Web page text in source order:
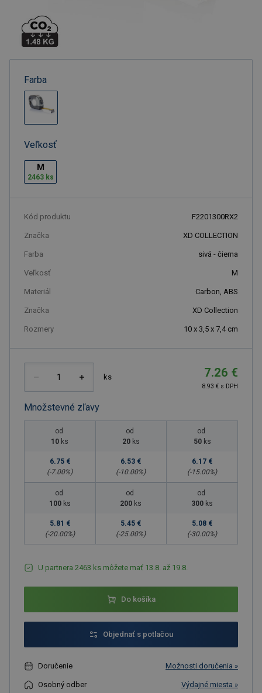
Farba
Veľkosť
M
2463 ks
Kód produktu F2201300RX2
Značka XD COLLECTION
Farba sivá - čierna
Veľkosť M
Materiál Carbon, ABS
Značka XD Collection
Rozmery 10 x 3,5 x 7,4 cm
ks 7.26 €
8.93 € s DPH
Množstevné zľavy
od
10 ks
6.75 €
(-7.00%)
od
20 ks
6.53 €
(-10.00%)
od
50 ks
6.17 €
(-15.00%)
od
100 ks
5.81 €
(-20.00%)
od
200 ks
5.45 €
(-25.00%)
od
300 ks
5.08 €
(-30.00%)
U partnera 2463 ks môžete mať 13.8. až 19.8.
Do košíka
Objednať s potlačou
Doručenie Možnosti doručenia »
Osobný odber Výdajné miesta »